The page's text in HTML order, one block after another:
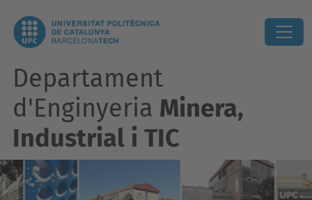
Departament
d'Enginyeria Minera,
Industrial i TIC